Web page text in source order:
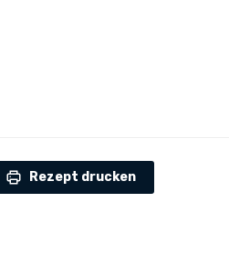
Rezept drucken